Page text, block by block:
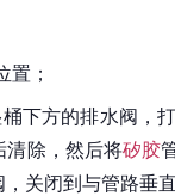
；
下方的排水阀，
清除，然后将矽胶
关闭到与管路垂